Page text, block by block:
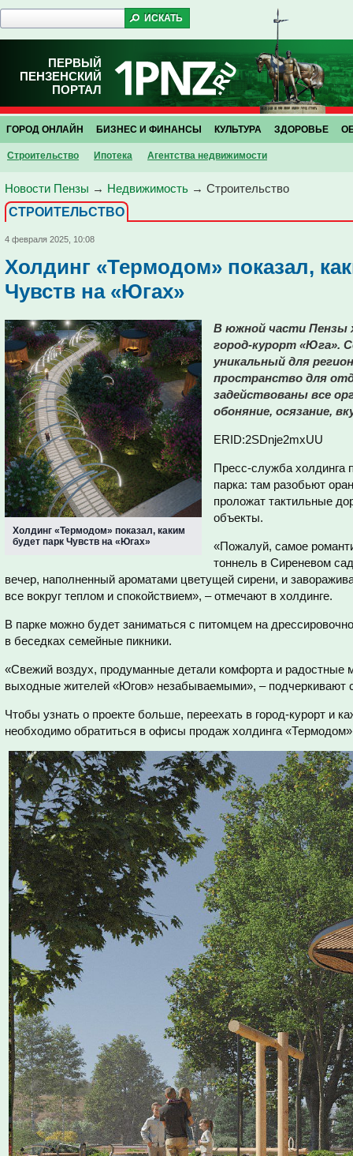
ПЕРВЫЙ
ПЕНЗЕНСКИЙ
ПОРТАЛ
ГОРОД ОНЛАЙН БИЗНЕС И ФИНАНСЫ КУЛЬТУРА ЗДОРОВЬЕ
Строительство Ипотека Агентства недвижимости
Новости Пензы → Недвижимость → Строительство
СТРОИТЕЛЬСТВО
4 февраля 2025, 10:08
Холдинг «Термодом» показал,
Чувств на «Югах»
Холдинг «Термодом» показал, каким
будет парк Чувств на «Югах»
В южной части Пензы
город-курорт «Юга».
уникальный для
пространство для
задействованы все
обоняние, осязание,
ERID:2SDnje2mxUU
Пресс-служба холдинга
парка: там разобьют
проложат тактильные
объекты.
«Пожалуй, самое
тоннель в Сиреневом
вечер, наполненный ароматами цветущей сирени, и
все вокруг теплом и спокойствием», – отмечают в холдинге.
В парке можно будет заниматься с питомцем на
в беседках семейные пикники.
«Свежий воздух, продуманные детали комфорта и радостные
выходные жителей «Югов» незабываемыми», – подчеркивают
Чтобы узнать о проекте больше, переехать в город-курорт и
необходимо обратиться в офисы продаж холдинга